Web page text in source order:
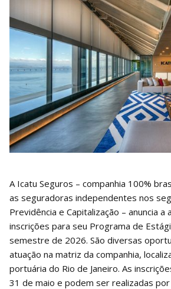
A Icatu Seguros – companhia 100%
as seguradoras independentes nos
Previdência e Capitalização – anuncia a
inscrições para seu Programa de
semestre de 2026. São diversas
atuação na matriz da companhia,
portuária do Rio de Janeiro. As
31 de maio e podem ser realizadas